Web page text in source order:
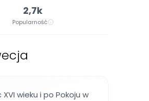
2,7k
Popularność
wieku i po Pokoju w